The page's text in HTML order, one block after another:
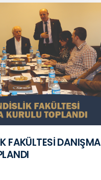
FAKÜLTESİ DANIŞMA